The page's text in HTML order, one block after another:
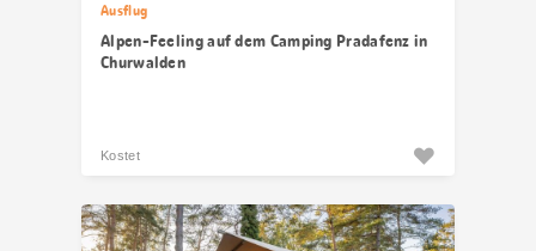
Ausflug
Alpen-Feeling auf dem Camping Pradafenz in
Churwalden
Kostet